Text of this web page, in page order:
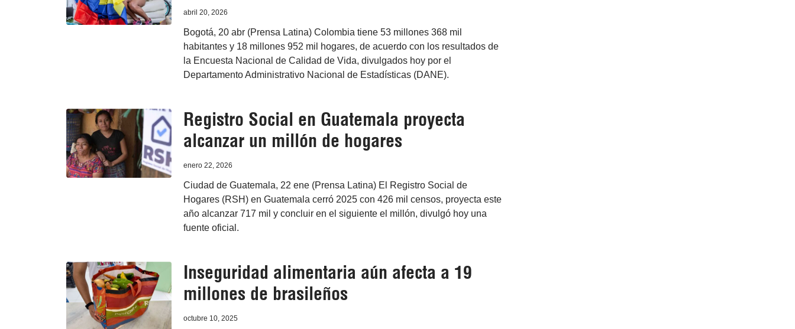
abril 20, 2026
Bogotá, 20 abr (Prensa Latina) Colombia tiene 53 millones 368 mil
habitantes y 18 millones 952 mil hogares, de acuerdo con los resultados de
la Encuesta Nacional de Calidad de Vida, divulgados hoy por el
Departamento Administrativo Nacional de Estadísticas (DANE).
Registro Social en Guatemala proyecta
alcanzar un millón de hogares
enero 22, 2026
Ciudad de Guatemala, 22 ene (Prensa Latina) El Registro Social de
Hogares (RSH) en Guatemala cerró 2025 con 426 mil censos, proyecta este
año alcanzar 717 mil y concluir en el siguiente el millón, divulgó hoy una
fuente oficial.
Inseguridad alimentaria aún afecta a 19
millones de brasileños
octubre 10, 2025